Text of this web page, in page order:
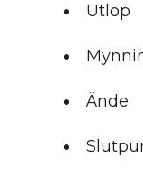
Utlöp
Ände